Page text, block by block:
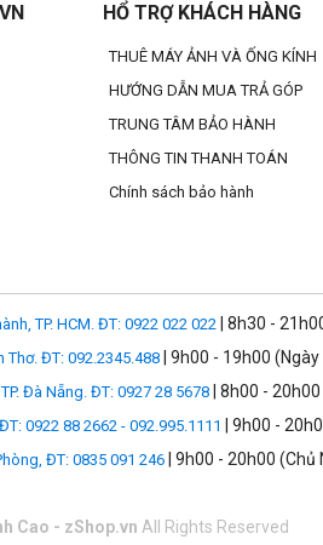
HỔ TRỢ KHÁCH HÀNG
THUÊ MÁY ẢNH VÀ ỐNG KÍNH
HƯỚNG DẪN MUA TRẢ GÓP
TRUNG TÂM BẢO HÀNH
THÔNG TIN THANH TOÁN
Chính sách bảo hành
TP. HCM. ĐT: 0922 022 022 | 8h30 -
Thơ. ĐT: 092.2345.488 | 9h00 - 19h00
Đà Nẵng. ĐT: 0927 28 5678 | 8h00 -
0922 88 2662 - 092.995.1111
| 9h00 -
ĐT: 0835 091 246 | 9h00 - 20h00
Cao - zShop.vn All Rights Reserved